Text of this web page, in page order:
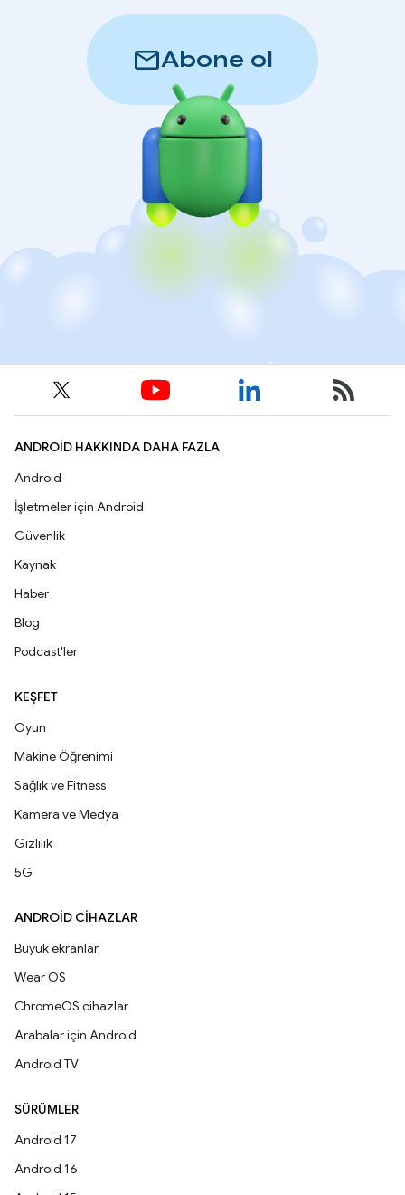
mailAbone ol
ANDROID HAKKINDA DAHA FAZLA
Android
İşletmeler için Android
Güvenlik
Kaynak
Haber
Blog
Podcast'ler
KEŞFET
Oyun
Makine Öğrenimi
Sağlık ve Fitness
Kamera ve Medya
Gizlilik
5G
ANDROID CIHAZLAR
Büyük ekranlar
Wear OS
ChromeOS cihazlar
Arabalar için Android
Android TV
SÜRÜMLER
Android 17
Android 16